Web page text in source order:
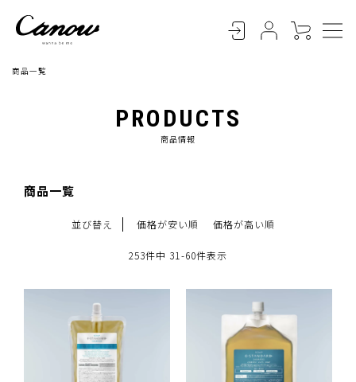
商品一覧
PRODUCTS
商品情報
商品一覧
並び替え 価格が安い順 価格が高い順
253件中 31 -60件表示